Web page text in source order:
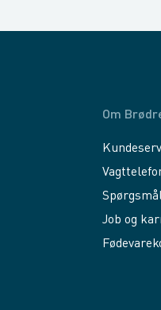
Om
Job og